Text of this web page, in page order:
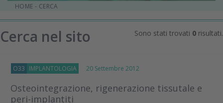
HOME - CERCA
Cerca nel sito Sono stati trovati 0 risultati.
O33 IMPLANTOLOGIA 20 Settembre 2012
Osteointegrazione, rigenerazione tissutale e
peri-implantiti